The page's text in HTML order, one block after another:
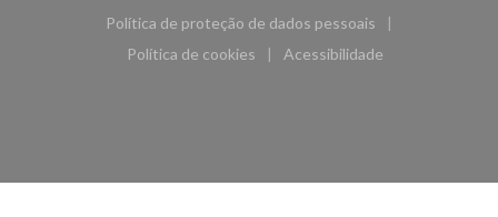
((abre numa nova janela)) ((abre numa nova janela))
Política de proteção de dados pessoais
((abre numa nova janela))
Política de cookies
((abre numa nova janela))
Acessibilidade